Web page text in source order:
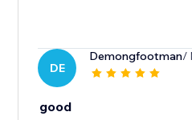
DE
Demongfootman/
good